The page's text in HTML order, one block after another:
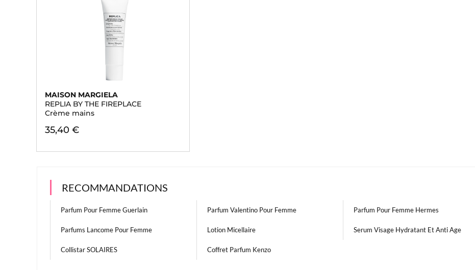
MAISON MARGIELA
REPLIA BY THE FIREPLACE
Crème mains
35,40 €
RECOMMANDATIONS
Parfum Pour Femme Guerlain Parfum Valentino Pour Femme Parfum Pour Femme Hermes
Parfums Lancome Pour Femme Lotion Micellaire Serum Visage Hydratant Et Anti Age
Collistar SOLAIRES Coffret Parfum Kenzo